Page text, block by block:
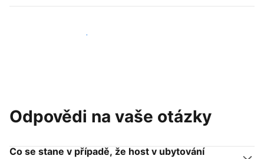
Připojit se k dalším hostitelům
Odpovědi na vaše otázky
Co se stane v případě, že host v ubytování